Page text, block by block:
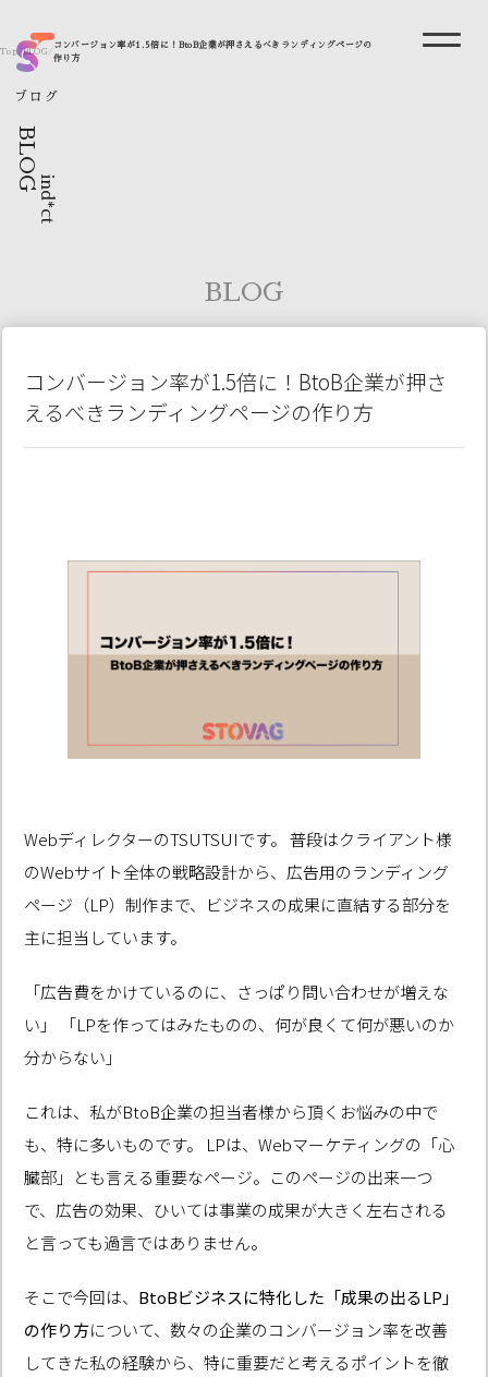
ブログ
BLOG
ind*ct
Top /BLOG
コンバージョン率が1.5倍に！BtoB企業が押さえるべきランディングページの
作り方
コンバージョン率が1.5倍に！BtoB企業が押さ
えるべきランディングページの作り方
WebディレクターのTSUTSUIです。 普段はクライアント様
のWebサイト全体の戦略設計から、広告用のランディング
ページ（LP）制作まで、ビジネスの成果に直結する部分を
主に担当しています。
「広告費をかけているのに、さっぱり問い合わせが増えな
い」 「LPを作ってはみたものの、何が良くて何が悪いのか
分からない」
これは、私がBtoB企業の担当者様から頂くお悩みの中で
も、特に多いものです。 LPは、Webマーケティングの「心
臓部」とも言える重要なページ。このページの出来一つ
で、広告の効果、ひいては事業の成果が大きく左右される
と言っても過言ではありません。
そこで今回は、 BtoBビジネスに特化した「成果の出るLP」
の作り方について、数々の企業のコンバージョン率を改善
してきた私の経験から、特に重要だと考えるポイントを徹
BLOG